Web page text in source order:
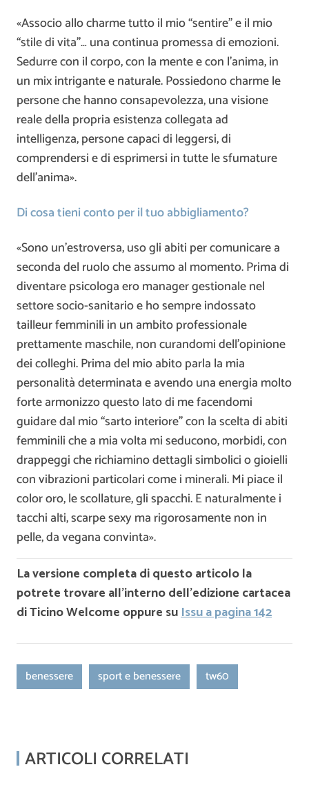
«Associo allo charme tutto il mio “sentire” e il mio
“stile di vita”… una continua promessa di emozioni.
Sedurre con il corpo, con la mente e con l’anima, in
un mix intrigante e naturale. Possiedono charme le
persone che hanno consapevolezza, una visione
reale della propria esistenza collegata ad
intelligenza, persone capaci di leggersi, di
comprendersi e di esprimersi in tutte le sfumature
dell’anima».
Di cosa tieni conto per il tuo abbigliamento?
«Sono un’estroversa, uso gli abiti per comunicare a
seconda del ruolo che assumo al momento. Prima di
diventare psicologa ero manager gestionale nel
settore socio-sanitario e ho sempre indossato
tailleur femminili in un ambito professionale
prettamente maschile, non curandomi dell’opinione
dei colleghi. Prima del mio abito parla la mia
personalità determinata e avendo una energia molto
forte armonizzo questo lato di me facendomi
guidare dal mio “sarto interiore” con la scelta di abiti
femminili che a mia volta mi seducono, morbidi, con
drappeggi che richiamino dettagli simbolici o gioielli
con vibrazioni particolari come i minerali. Mi piace il
color oro, le scollature, gli spacchi. E naturalmente i
tacchi alti, scarpe sexy ma rigorosamente non in
pelle, da vegana convinta».
La versione completa di questo articolo la
potrete trovare all’interno dell’edizione cartacea
di Ticino Welcome oppure suIssu a pagina 142
benessere sport e benessere tw60
ARTICOLI CORRELATI